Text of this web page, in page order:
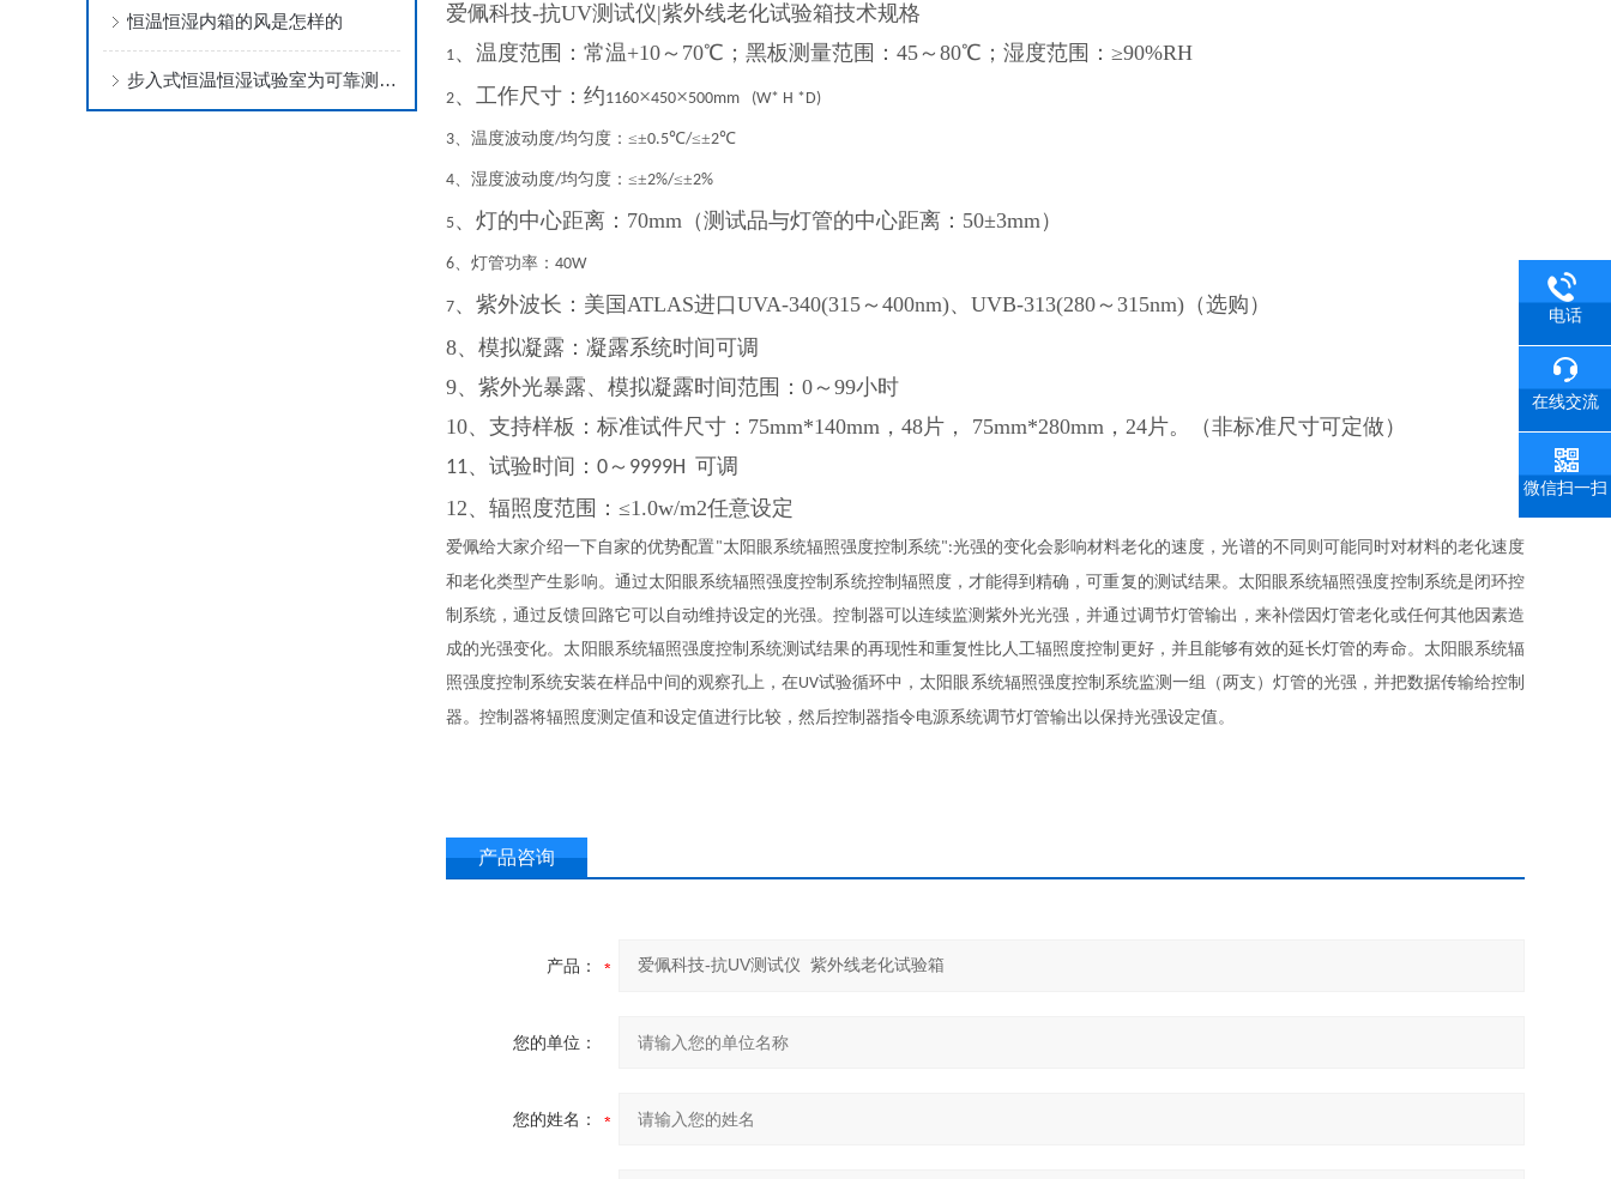
恒温恒湿内箱的风是怎样的
步入式恒温恒湿试验室为可靠测试创造现实的环境条件
爱佩科技-抗UV测试仪|紫外线老化试验箱技术规格
1、温度范围：常温+10～70℃；黑板测量范围：45～80℃；湿度范围：≥90%RH
2、工作尺寸：约1160×450×500mm (W* H *D)
3、温度波动度/均匀度：≤±0.5℃/≤±2℃
4、湿度波动度/均匀度：≤±2%/≤±2%
5、灯的中心距离：70mm（测试品与灯管的中心距离：50±3mm）
6、灯管功率： 40W
7、紫外波长：美国ATLAS进口UVA-340(315～400nm)、UVB-313(280～315nm)（选购）
8、模拟凝露：凝露系统时间可调
9、紫外光暴露、模拟凝露时间范围：0～99小时
10、支持样板：标准试件尺寸：75mm*140mm，48片， 75mm*280mm，24片。（非标准尺寸可定做）
11、试验时间： 0～ 9999H 可调
12、辐照度范围：≤1.0w/m2任意设定
爱佩给大家介绍一下自家的优势配置 "太阳眼系统辐照强度控制系统":光强的变化会影响材料老化的速度，光谱的不同则可能同时对材料的老化速度
和老化类型产生影响。通过太阳眼系统辐照强度控制系统控制辐照度，才能得到精确，可重复的测试结果。太阳眼系统辐照强度控制系统是闭环控
制系统，通过反馈回路它可以自动维持设定的光强。控制器可以连续监测紫外光光强，并通过调节灯管输出，来补偿因灯管老化或任何其他因素造
成的光强变化。太阳眼系统辐照强度控制系统测试结果的再现性和重复性比人工辐照度控制更好，并且能够有效的延长灯管的寿命。太阳眼系统辐
照强度控制系统安装在样品中间的观察孔上，在UV试验循环中，太阳眼系统辐照强度控制系统监测一组（两支）灯管的光强，并把数据传输给控制
器。控制器将辐照度测定值和设定值进行比较，然后控制器指令电源系统调节灯管输出以保持光强设定值。
产品咨询
产品：
您的单位：
您的姓名：
电话
在线交流
微信扫一扫